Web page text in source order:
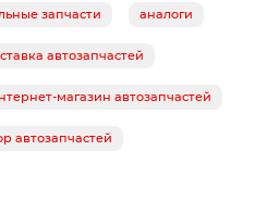
запчасти аналоги
автозапчастей
магазин автозапчастей
автозапчастей